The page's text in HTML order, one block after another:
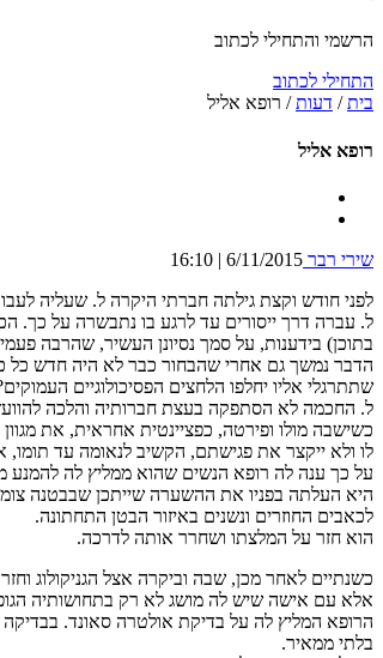
הרשמי והתחילי לכתוב
התחילי לכתוב
בית/ דעות/ רופא אליל
רופא אליל
שירי רבר 6/11/2015 | 16:10
לפני חודש וקצת גילתה חברתי היקרה ל. שעליה
ל. עברה דרך ייסורים עד לרגע בו נתבשרה על כך.
בתוכן) בידענות, על סמך נסיונן העשיר, שהרבה
הדבר נמשך גם אחרי שהבחור כבר לא היה חדש כל
שתתרגלי אליו יחלפו הלחצים הפסיכולוגיים
ל. החכמה לא הסתפקה בעצת חברותיה והלכה להוועץ
כשישבה מולו ופירטה, כפציינטית אחראית, את
לו ולא ייקצר את פגישתם, הקשיב לנאומה עד
על כך ענה לה רופא הנשים שהוא ממליץ לה להמנע
היא העלתה בפניו את ההשערה שייתכן שבבטנה
לכאבים החוזרים ונשנים באיזור הבטן התחתונה.
הוא חזר על המלצתו ושחרר אותה לדרכה.
כשנתיים לאחר מכן, שבה וביקרה אצל הגניקולוג
אלא עם אישה שיש לה מושג לא רק בתחושותיה
הרופא המליץ לה על בדיקת אולטרה סאונד.
בלתי ממאיר.